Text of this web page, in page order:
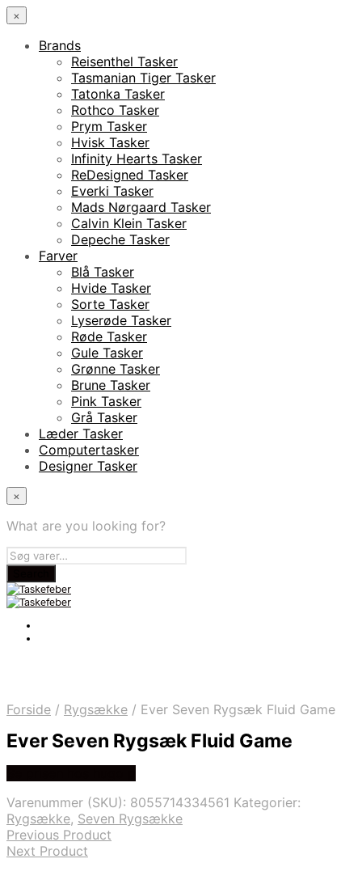
×
Brands
Reisenthel Tasker
Tasmanian Tiger Tasker
Tatonka Tasker
Rothco Tasker
Prym Tasker
Hvisk Tasker
Infinity Hearts Tasker
ReDesigned Tasker
Everki Tasker
Mads Nørgaard Tasker
Calvin Klein Tasker
Depeche Tasker
Farver
Blå Tasker
Hvide Tasker
Sorte Tasker
Lyserøde Tasker
Røde Tasker
Gule Tasker
Grønne Tasker
Brune Tasker
Pink Tasker
Grå Tasker
Læder Tasker
Computertasker
Designer Tasker
×
What are you looking for?
Forside / Rygsække / Ever Seven Rygsæk Fluid Game
Ever Seven Rygsæk Fluid Game
Varenummer (SKU): 8055714334561 Kategorier:
Rygsække, Seven Rygsække
Previous Product
Next Product